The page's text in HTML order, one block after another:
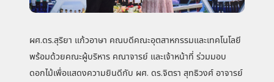
ผศ.ดร.สุริยา แก้วอาษา คณบดีคณะอุตสาหกรรมและเทคโนโลยี
พร้อมด้วยคณะผู้บริหาร คณาจารย์ และเจ้าหน้าที่ ร่วมมอบ
ดอกไม้เพื่อแสดงความยินดีกับ ผศ. ดร.จิตรา สุทธิวงศ์ อาจารย์